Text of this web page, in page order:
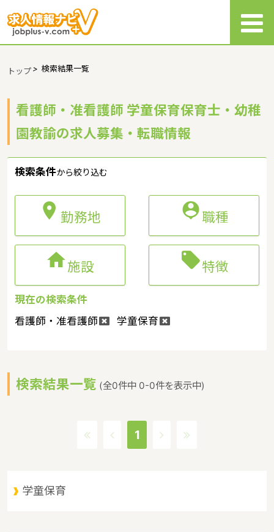
トップ> 検索結果一覧
看護師・准看護師 学童保育保育士・幼稚
園教諭の求人募集・転職情報
検索条件から絞り込む
 勤務地 職種
施設 特徴
現在の検索条件
看護師・准看護師
学童保育
検索結果一覧 (全0件中 0-0件を表示中)
1
学童保育